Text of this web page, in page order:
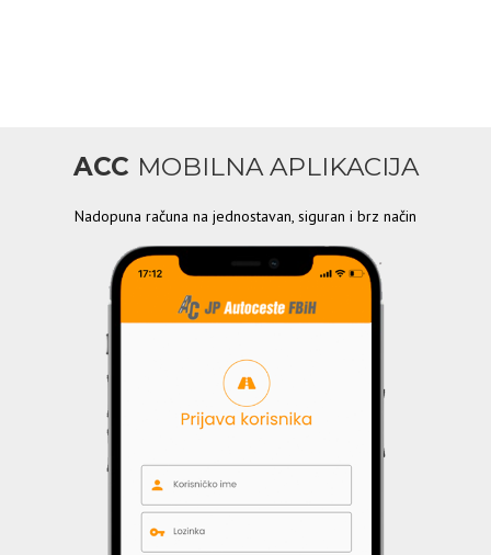
ACC MOBILNA APLIKACIJA
Nadopuna računa na jednostavan, siguran i brz način